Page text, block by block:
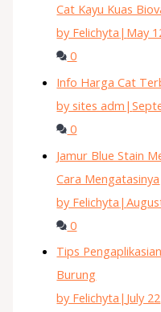
Cat Kayu Kuas
by Felichyta | May
0
Info Harga Cat
by sites adm |
0
Jamur Blue Stain
Cara Mengatasinya
by Felichyta |
0
Tips
Burung
by Felichyta | July